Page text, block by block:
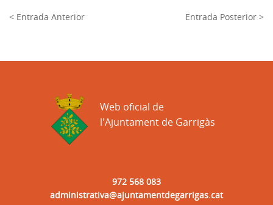
< Entrada Anterior Entrada Posterior >
972 568 083
administrativa@ajuntamentdegarrigas.cat
Web oficial de
l'Ajuntament de Garrigàs